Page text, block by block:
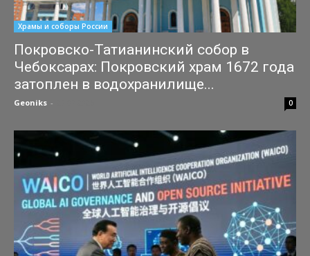
Храмы и соборы России
Покровско-Татианинский собор в
Чебоксарах: Покровский храм 1672 года
затоплен в водохранилище...
Geoniks - 0